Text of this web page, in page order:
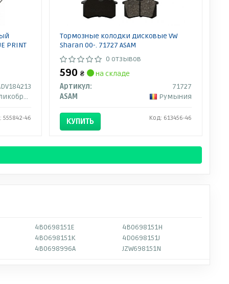
PRINT
555842-46
Тормозные колодки дисковые VW
Sharan 00-. 71727 ASAM
0 отзывов
590₴
на складе
Артикул:
71727
ASAM
Румыния
КУПИТЬ Код: 613456-46
4B0698151E
4B0698151H
4BO698151K
4D0698151J
4B0698996A JZW698151N